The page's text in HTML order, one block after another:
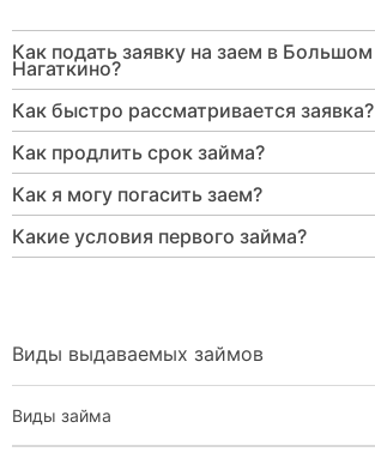
Как подать заявку на заем в Большом
Нагаткино?
Как быстро рассматривается заявка?
Как продлить срок займа?
Как я могу погасить заем?
Какие условия первого займа?
Виды выдаваемых займов
Виды займа